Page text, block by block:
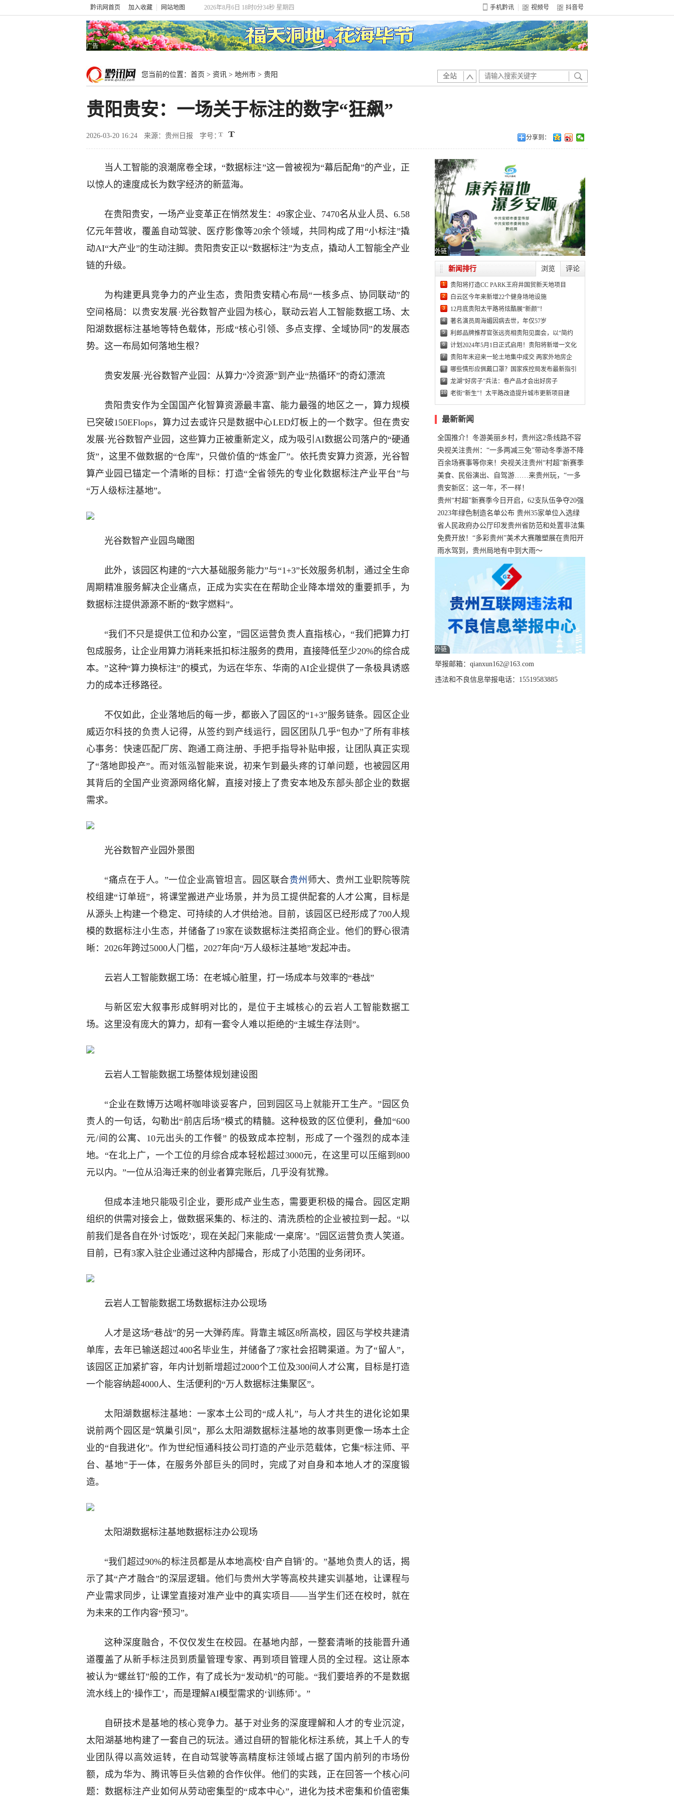
黔讯网首页 加入收藏 网站地图 2026年8月6日 18时0分35秒 星期四 手机黔讯 视频号 抖音号
广告
您当前的位置： 首页 > 资讯 > 地州市 > 贵阳 全站
贵阳贵安：一场关于标注的数字“狂飙”
2026-03-20 16:24 来源：贵州日报 字号： 分享到：
当人工智能的浪潮席卷全球，“数据标注”这一曾被视为“幕后配角”的产业，正
以惊人的速度成长为数字经济的新蓝海。
在贵阳贵安，一场产业变革正在悄然发生：49家企业、7470名从业人员、6.58
亿元年营收，覆盖自动驾驶、医疗影像等20余个领域，共同构成了用“小标注”撬
动AI“大产业”的生动注脚。贵阳贵安正以“数据标注”为支点，撬动人工智能全产业
链的升级。
为构建更具竞争力的产业生态，贵阳贵安精心布局“一核多点、协同联动”的
空间格局：以贵安发展·光谷数智产业园为核心，联动云岩人工智能数据工场、太
阳湖数据标注基地等特色载体，形成“核心引领、多点支撑、全域协同”的发展态
势。这一布局如何落地生根？
贵安发展·光谷数智产业园：从算力“冷资源”到产业“热循环”的奇幻漂流
贵阳贵安作为全国国产化智算资源最丰富、能力最强的地区之一，算力规模
已突破150EFlops，算力过去或许只是数据中心LED灯板上的一个数字。但在贵安
发展·光谷数智产业园，这些算力正被重新定义，成为吸引AI数据公司落户的“硬通
货”，这里不做数据的“仓库”，只做价值的“炼金厂”。依托贵安算力资源，光谷智
算产业园已锚定一个清晰的目标：打造“全省领先的专业化数据标注产业平台”与
“万人级标注基地”。
光谷数智产业园鸟瞰图
此外，该园区构建的“六大基础服务能力”与“1+3”长效服务机制，通过全生命
周期精准服务解决企业痛点，正成为实实在在帮助企业降本增效的重要抓手，为
数据标注提供源源不断的“数字燃料”。
“我们不只是提供工位和办公室，”园区运营负责人直指核心，“我们把算力打
包成服务，让企业用算力消耗来抵扣标注服务的费用，直接降低至少20%的综合成
本。”这种“算力换标注”的模式，为远在华东、华南的AI企业提供了一条极具诱惑
力的成本迁移路径。
不仅如此，企业落地后的每一步，都嵌入了园区的“1+3”服务链条。园区企业
威迈尔科技的负责人记得，从签约到产线运行，园区团队几乎“包办”了所有非核
心事务：快速匹配厂房、跑通工商注册、手把手指导补贴申报，让团队真正实现
了“落地即投产”。而对瓴泓智能来说，初来乍到最头疼的订单问题，也被园区用
其背后的全国产业资源网络化解，直接对接上了贵安本地及东部头部企业的数据
需求。
光谷数智产业园外景图
“痛点在于人。”一位企业高管坦言。园区联合贵州 师大、贵州工业职院等院
校组建“订单班”，将课堂搬进产业场景，并为员工提供配套的人才公寓，目标是
从源头上构建一个稳定、可持续的人才供给池。目前，该园区已经形成了700人规
模的数据标注小生态，并储备了19家在谈数据标注类招商企业。他们的野心很清
晰：2026年跨过5000人门槛，2027年向“万人级标注基地”发起冲击。
云岩人工智能数据工场：在老城心脏里，打一场成本与效率的“巷战”
与新区宏大叙事形成鲜明对比的，是位于主城核心的云岩人工智能数据工
场。这里没有庞大的算力，却有一套令人难以拒绝的“主城生存法则”。
云岩人工智能数据工场整体规划建设图
“企业在数博万达喝杯咖啡谈妥客户，回到园区马上就能开工生产。”园区负
责人的一句话，勾勒出“前店后场”模式的精髓。这种极致的区位便利，叠加“600
元/间的公寓、10元出头的工作餐” 的极致成本控制，形成了一个强烈的成本洼
地。“在北上广，一个工位的月综合成本轻松超过3000元，在这里可以压缩到800
元以内。”一位从沿海迁来的创业者算完账后，几乎没有犹豫。
但成本洼地只能吸引企业，要形成产业生态，需要更积极的撮合。园区定期
组织的供需对接会上，做数据采集的、标注的、清洗质检的企业被拉到一起。“以
前我们是各自在外‘讨饭吃’，现在关起门来能成‘一桌席’。”园区运营负责人笑道。
目前，已有3家入驻企业通过这种内部撮合，形成了小范围的业务闭环。
云岩人工智能数据工场数据标注办公现场
人才是这场“巷战”的另一大弹药库。背靠主城区8所高校，园区与学校共建清
单库，去年已输送超过400名毕业生，并储备了7家社会招聘渠道。为了“留人”，
该园区正加紧扩容，年内计划新增超过2000个工位及300间人才公寓，目标是打造
一个能容纳超4000人、生活便利的“万人数据标注集聚区”。
太阳湖数据标注基地：一家本土公司的“成人礼”，与人才共生的进化论如果
说前两个园区是“筑巢引凤”，那么太阳湖数据标注基地的故事则更像一场本土企
业的“自我进化”。作为世纪恒通科技公司打造的产业示范载体，它集“标注师、平
台、基地”于一体，在服务外部巨头的同时，完成了对自身和本地人才的深度锻
造。
太阳湖数据标注基地数据标注办公现场
“我们超过90%的标注员都是从本地高校‘自产自销’的。”基地负责人的话，揭
示了其“产才融合”的深层逻辑。他们与贵州大学等高校共建实训基地，让课程与
产业需求同步，让课堂直接对准产业中的真实项目——当学生们还在校时，就在
为未来的工作内容“预习”。
这种深度融合，不仅仅发生在校园。在基地内部，一整套清晰的技能晋升通
道覆盖了从新手标注员到质量管理专家、再到项目管理人员的全过程。这让原本
被认为“螺丝钉”般的工作，有了成长为“发动机”的可能。“我们要培养的不是数据
流水线上的‘操作工’，而是理解AI模型需求的‘训练师’。”
自研技术是基地的核心竞争力。基于对业务的深度理解和人才的专业沉淀，
太阳湖基地构建了一套自己的玩法。通过自研的智能化标注系统，其上千人的专
业团队得以高效运转，在自动驾驶等高精度标注领域占据了国内前列的市场份
额，成为华为、腾讯等巨头信赖的合作伙伴。他们的实践，正在回答一个核心问
题：数据标注产业如何从劳动密集型的“成本中心”，进化为技术密集和价值密集
外链
浏览 评论
新闻排行
1 贵阳将打造CC PARK王府井国贸新天地项目
2 白云区今年来新增22个健身场地设施
3 12月底贵阳太平路将炫酷展“新颜”！
4 著名演员周海媚因病去世，年仅57岁
5 利郎品牌推荐官张远亮相贵阳见面会，以“简约
6 计划2024年5月1日正式启用！贵阳将新增一文化
7 贵阳年末迎来一轮土地集中成交 两家外地房企
8 哪些情形应佩戴口罩？国家疾控局发布最新指引
9 龙湖“好房子”兵法：卷产品才会出好房子
10 老街“新生”！太平路改造提升城市更新项目建
最新新闻
全国推介！冬游美丽乡村，贵州这2条线路不容
错过
央视关注贵州：“一多两减三免”带动冬季游不降
温
百余场赛事等你来！央视关注贵州“村超”新赛季
正式“打响”
美食、民俗演出、自驾游……来贵州玩，“一多
两减三免”！
贵安新区：这一年，不一样！
贵州“村超”新赛季今日开启，62支队伍争夺20强
名额
2023年绿色制造名单公布 贵州35家单位入选绿
色工厂
省人民政府办公厅印发贵州省防范和处置非法集
资工作实施细则
免费开放！“多彩贵州”美术大赛雕塑展在贵阳开
展，持续至1月19日
雨水驾到，贵州局地有中到大雨～
外链
举报邮箱：qianxun162@163.com
违法和不良信息举报电话：15519583885